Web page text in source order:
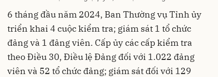
6 tháng đầu năm 2024, Ban Thường vụ Tỉnh ủy
triển khai 4 cuộc kiểm tra; giám sát 1 tổ chức
đảng và 1 đảng viên. Cấp ủy các cấp kiểm tra
theo Điều 30, Điều lệ Đảng đối với 1.022 đảng
viên và 52 tổ chức đảng; giám sát đối với 129